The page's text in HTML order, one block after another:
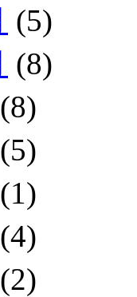
(5)
(8)
(8)
(5)
(1)
(4)
(2)